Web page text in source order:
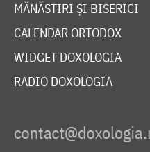
MĂNĂSTIRI ȘI BISERICI
CALENDAR ORTODOX
WIDGET DOXOLOGIA
RADIO DOXOLOGIA